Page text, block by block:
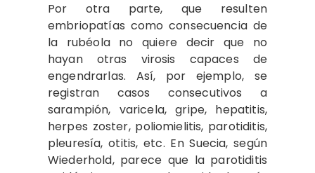
Por otra parte, que resulten
embriopatías como consecuencia de
la rubéola no quiere decir que no
hayan otras virosis capaces de
engendrarlas. Así, por ejemplo, se
registran casos consecutivos a
sarampión, varicela, gripe, hepatitis,
herpes zoster, poliomielitis, parotiditis,
pleuresía, otitis, etc. En Suecia, según
Wiederhold, parece que la parotiditis